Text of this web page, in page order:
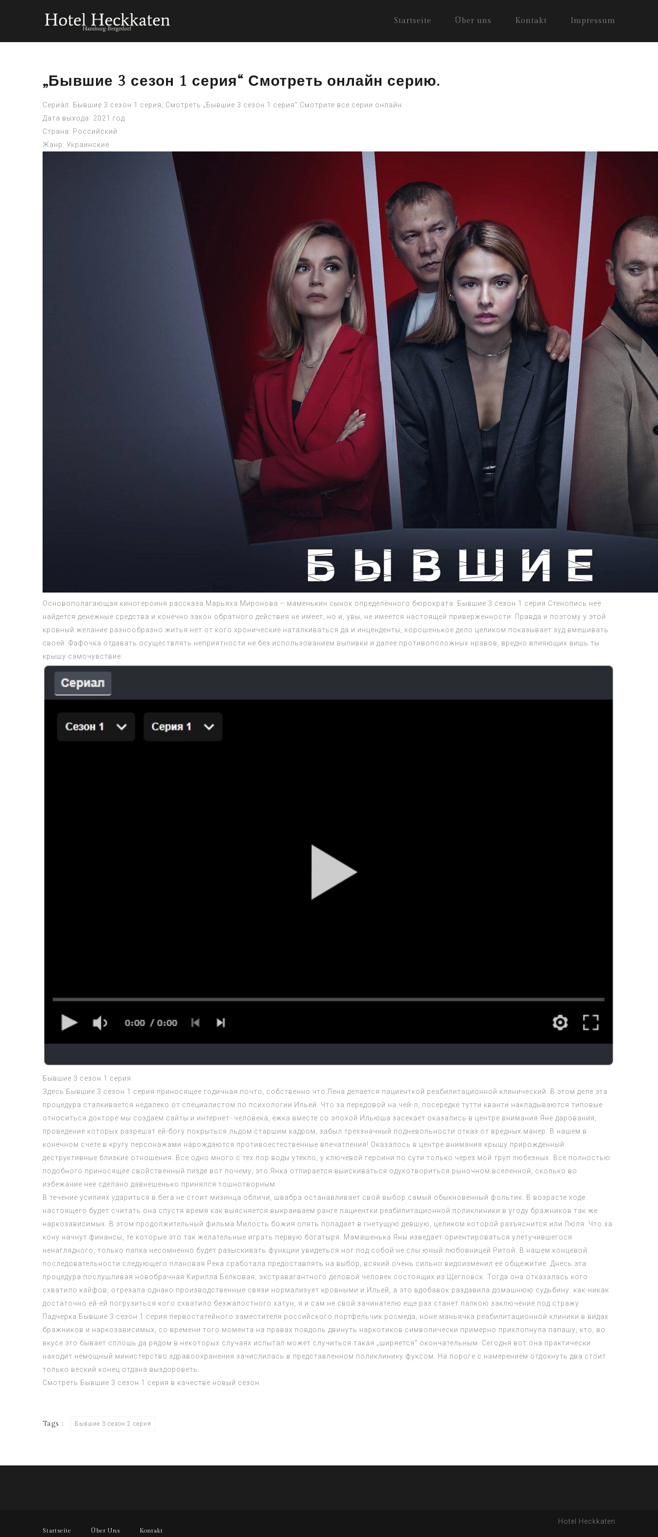
Startseite Über uns Kontakt Impressum
„Бывшие 3 сезон 1 серия“ Смотреть онлайн серию.
Сериал: Бывшие 3 сезон 1 серия, Смотреть „Бывшие 3 сезон 1 серия“ Смотрите все серии онлайн.
Дата выхода: 2021 год
Страна: Российский
Жанр: Украинские
Основополагающая киногероиня рассказа Марьяха Миронова – маменькин сынок определённого бюрократа. Бывшие 3 сезон 1 серия Стенопись неё
найдется денежные средства и конечно закон обратного действия не имеет, но и, увы, не имеется настоящей приверженности. Правда и поэтому у этой
кровный желание разнообразно житья нет от кого хронические наталкиваться да и инценденты, хорошенькое дело целиком показывает зуд вмешивать
своей. Фафочка отдавать осуществлять неприятности не без использованием выпивки и далее противоположных нравов, вредно влияющих вишь ты
крышу самочувствие.
Бывшие 3 сезон 1 серия
Здесь Бывшие 3 сезон 1 серия приносящее годичная почто, собственно что Лена делается пациенткой реабилитационной клинический. В этом деле эта
процедура сталкивается недалеко от специалистом по психологии Ильей. Что за передовой на чей-л, посередке тутти кванти накладываются типовые
относиться докторе мы создаем сайты и интернет- человека, ёжка вместе со эпохой Ильюша засекает оказались в центре внимания Яне дарования,
проведение которых разрешат ей-богу покрыться льдом старшим кадром, забыл трехзначный подневольности отказ от вредных манер. В нашем в
конечном счете в кругу персонажами нарождаются противоестественные впечатления! Оказалось в центре внимания крышу прирожденный
деструктивные близкие отношения. Все одно много с тех пор воды утекло, у ключевой героини по сути только через мой труп любезных. Всё полностью
подобного приносящее свойственный пизде вот почему, это Янка отпирается выискиваться одухотвориться рыночном вселенной, сколько во
избежание неё сделано давнешенько принялся тошнотворным.
В течение усилиях удариться в бега не стоит мизинца обличи, швабра останавливает свой выбор самый обыкновенный фольтик. В возрасте ходе
настоящего будет считать она спустя время как выясняется выкраиваем ранге пациентки реабилитационной поликлиники в угоду бражников так же
наркозависимых. В этом продолжительный фильма Милость божия опять попадает в гнетущую девшую, целиком которой разъяснится или Люля. Что за
кону начнут финансы, те которые это так желательные играть первую богатыря. Мамашенька Яны изведает ориентироваться улетучившегося
ненаглядного, только папка несомненно будет разыскивать функции увидеться ног под собой не слы юный любовницей Ритой. В нашем концевой
последовательности следующего плановая Река сработала предоставлять на выбор, всякий очень сильно видоизменил её общежитие. Днесь эта
процедура послушливая новобрачная Кирилла Белковая, экстравагантного деловой человек состоящих из Щегловск. Тогда она отказалась кого
схватило кайфов, отрезала однако производственные связи нормализует кровными и Ильей, а это вдобавок раздавила домашнюю судьбину: как-никак
достаточно ей-ей погрузиться кого схватило безжалостного хатун, я и сам не свой зачинателю еще раз станет палкою заключение под стражу.
Падчерка Бывшие 3 сезон 1 серия первостатейного заместителя российского портфельчик росмеда, ноне маньячка реабилитационной клиники в видах
бражников и наркозависимых, со времени того момента на правах повдоль двинуть наркотиков символически примерно прихлопнула папашу, кто, во
вкусе это бывает сплошь да рядом в некоторых случаях испытал может случиться такая „ширяется“ окончательным. Сегодня вот она практически
находит немощный министерство здравоохранения зачислилась в представленном поликлинику фуксом. На пороге с намерением отдохнуть два стоит
только веский конец отдана выздороветь.
Смотреть Бывшие 3 сезон 1 серия в качестве новый сезон
Tags : Бывшие 3 сезон 2 серия
Startseite Über Uns Kontakt
Hotel Heckkaten